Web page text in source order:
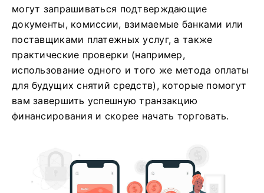
могут запрашиваться подтверждающие
документы, комиссии, взимаемые банками или
поставщиками платежных услуг, а также
практические проверки (например,
использование одного и того же метода оплаты
для будущих снятий средств), которые помогут
вам завершить успешную транзакцию
финансирования и скорее начать торговать.